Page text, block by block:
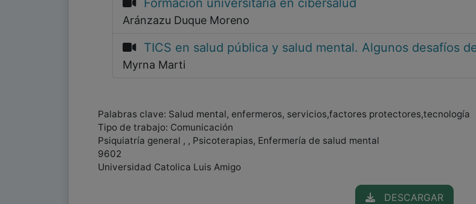
Formación universitaria en cibersalud
Aránzazu Duque Moreno
TICS en salud pública y salud mental. Algunos desafíos
Myrna Marti
Palabras clave: Salud mental, enfermeros, servicios,factores protectores,tecnología
Tipo de trabajo: Comunicación
Psiquiatría general , , Psicoterapias, Enfermería de salud mental
9602
Universidad Catolica Luis Amigo
DESCARGAR